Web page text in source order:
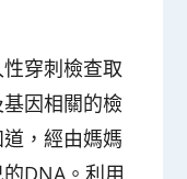
穿刺檢查取
因相關的檢
，經由媽媽
DNA。利用